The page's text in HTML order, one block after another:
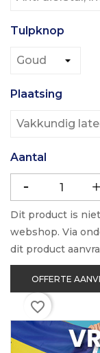
Tulpknop
Plaatsing
Aantal
Dit product is
webshop. Via
dit product
OFFERTE
favorite_border